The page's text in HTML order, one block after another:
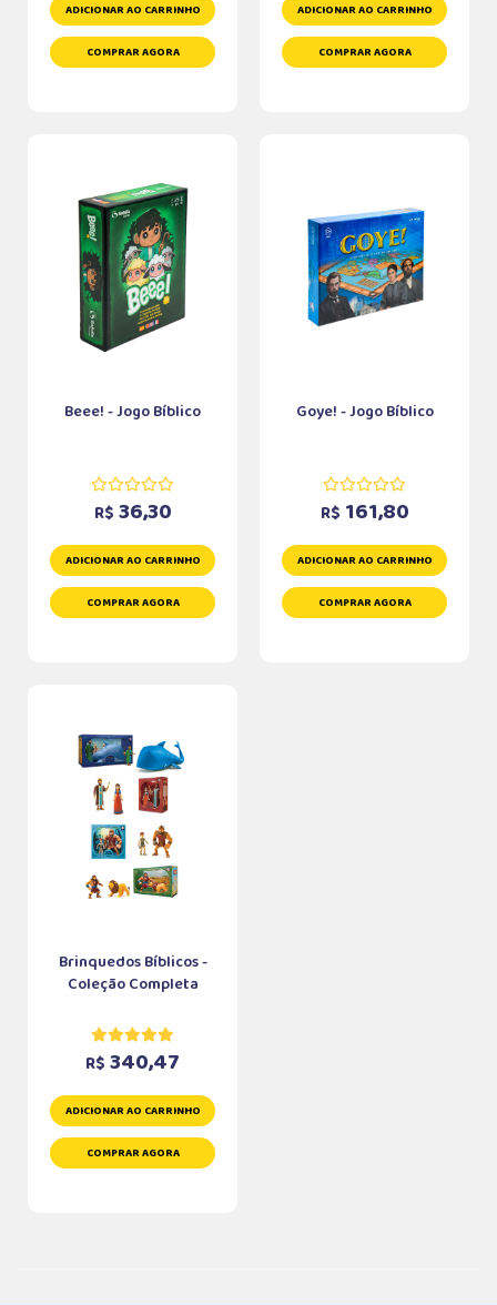
ADICIONAR AO CARRINHO
COMPRAR AGORA
ADICIONAR AO CARRINHO
COMPRAR AGORA
Beee! - Jogo Bíblico
R$ 36,30
ADICIONAR AO CARRINHO
COMPRAR AGORA
Goye! - Jogo Bíblico
R$ 161,80
ADICIONAR AO CARRINHO
COMPRAR AGORA
Brinquedos Bíblicos -
Coleção Completa
R$ 340,47
ADICIONAR AO CARRINHO
COMPRAR AGORA